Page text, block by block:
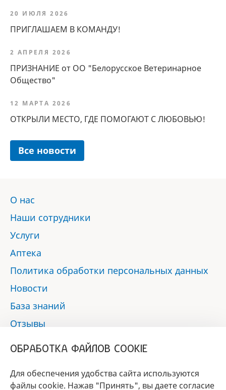
20 ИЮЛЯ 2026
ПРИГЛАШАЕМ В КОМАНДУ!
2 АПРЕЛЯ 2026
ПРИЗНАНИЕ от ОО "Белорусское Ветеринарное
Общество"
12 МАРТА 2026
ОТКРЫЛИ МЕСТО, ГДЕ ПОМОГАЮТ С ЛЮБОВЬЮ!
Все новости
О нас
Наши сотрудники
Услуги
Аптека
Политика обработки персональных данных
Новости
База знаний
Отзывы
ОБРАБОТКА ФАЙЛОВ COOKIE
Для обеспечения удобства сайта используются
файлы cookie. Нажав "Принять", вы даете согласие